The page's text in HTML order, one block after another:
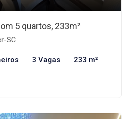
5 quartos, 233m²
SC
3 Vagas 233 m²